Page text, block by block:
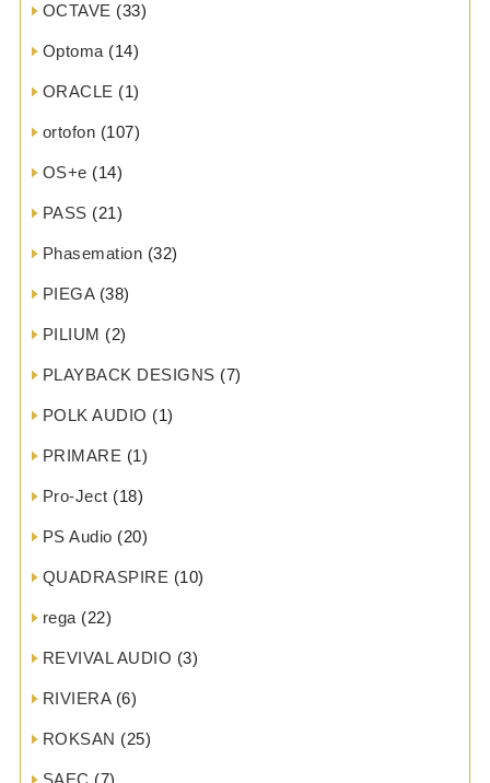
OCTAVE (33)
Optoma (14)
ORACLE (1)
ortofon (107)
OS+e (14)
PASS (21)
Phasemation (32)
PIEGA(38)
PILIUM (2)
PLAYBACK DESIGNS (7)
POLK AUDIO (1)
PRIMARE (1)
Pro-Ject (18)
PS Audio (20)
QUADRASPIRE (10)
rega (22)
REVIVAL AUDIO (3)
RIVIERA(6)
ROKSAN (25)
SAEC (7)